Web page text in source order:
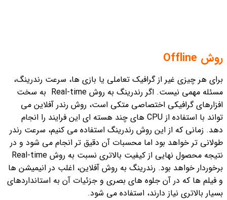
روش Offline
برای هر چیزی غیر از گرافیک تعاملی یا بازی ها، سرعت رندرینگ،
مسئله مهمی نیست. اگر رندرینگ به روش Real-time به سخت
افزارهای گرافیکی اختصاصی متکی است، روش رندر آفلاین می
تواند با استفاده از CPU های چند هسته ای این فرایند را انجام
دهد. زمانی که از این روش رندرینگ استفاده می کنیم، سرعت رندر
طولانی تر خواهد بود اما محسبات آن دقیق تر انجام می شود و در
نتیجه محصول نهایی از کیفیت بالاتری نسبت به روش Real-time
برخوردار خواهد بود. رندرینگ به روش آفلاین، اغلب در انیمیشن ها
و فیلم ها که در آن جلوه های بصری و جزئیات آن به استانداردهای
بسیار بالاتری نیاز دارند، استفاده می شود.